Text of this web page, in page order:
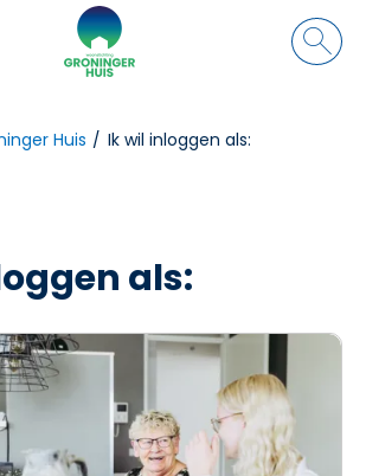
Naar de homepage
Huis Ik wil inloggen als:
als: